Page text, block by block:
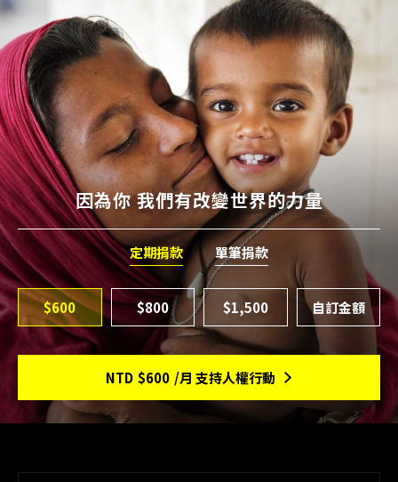
因為你 我們有改變世界的力量
定期捐款 單筆捐款
$600 $800 $1,500
NTD $600 /月 支持人權行動